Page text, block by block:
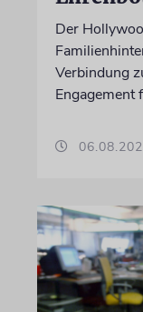
Der
Verbindung
Engagement